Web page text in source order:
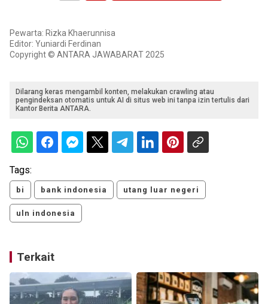
Pewarta: Rizka Khaerunnisa
Editor: Yuniardi Ferdinan
Copyright © ANTARA JAWABARAT 2025
Dilarang keras mengambil konten, melakukan crawling atau
pengindeksan otomatis untuk AI di situs web ini tanpa izin tertulis dari
Kantor Berita ANTARA.
Tags:
bi bank indonesia utang luar negeri
uln indonesia
Terkait